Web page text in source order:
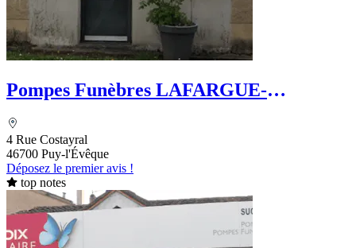
Pompes Funèbres LAFARGUE-
4 Rue Costayral
46700 Puy-l'Évêque
Déposez le premier avis !
top notes